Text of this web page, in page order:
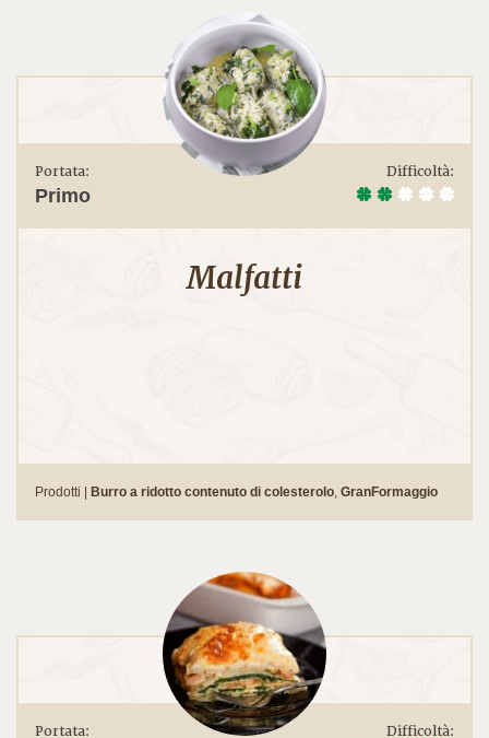
Portata:
Primo
Difficoltà:
Malfatti
Prodotti | Burro a ridotto contenuto di colesterolo GranFormaggio
Portata: Difficoltà: